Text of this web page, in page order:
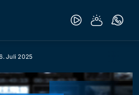
Juli 2025